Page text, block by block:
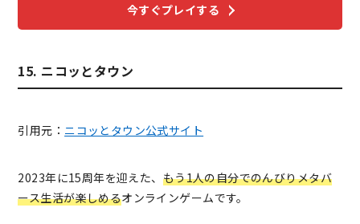
今すぐプレイする
15. ニコッとタウン
引用元： ニコッとタウン公式サイト
2023年に15周年を迎えた、 もう1人の自分でのんびりメタバ
ース生活が楽しめるオンラインゲームです。